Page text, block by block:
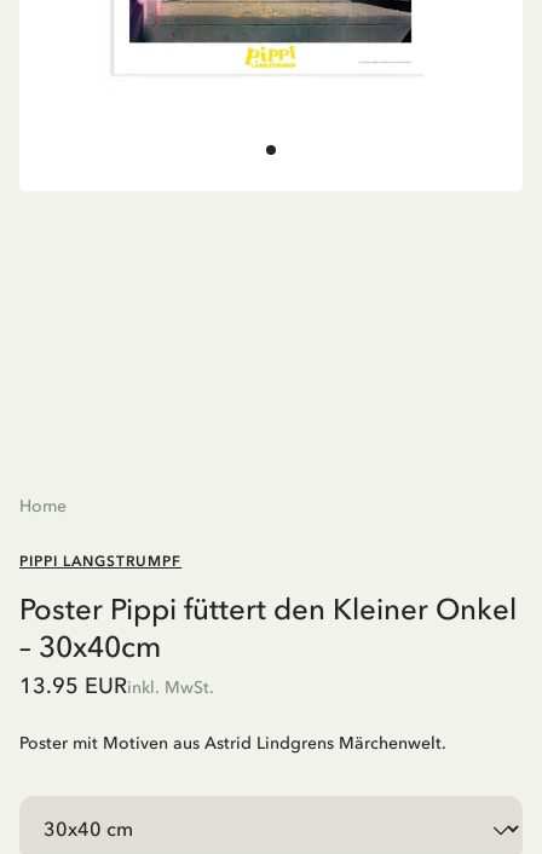
Home
PIPPI LANGSTRUMPF
Poster Pippi füttert den Kleiner Onkel
– 30x40cm
13.95 EURinkl. MwSt.
Poster mit Motiven aus Astrid Lindgrens Märchenwelt.